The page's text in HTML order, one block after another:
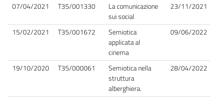
07/04/2021 T35/001330
La comunicazione
sui social
23/11/2021
15/02/2021 T35/001672
Semiotica
applicata al
cinema
09/06/2022
19/10/2020 T35/000061
Semiotica nella
struttura
alberghiera.
28/04/2022